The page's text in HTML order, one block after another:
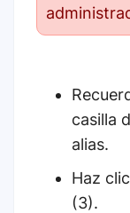
casilla
alias.
Haz
(3).